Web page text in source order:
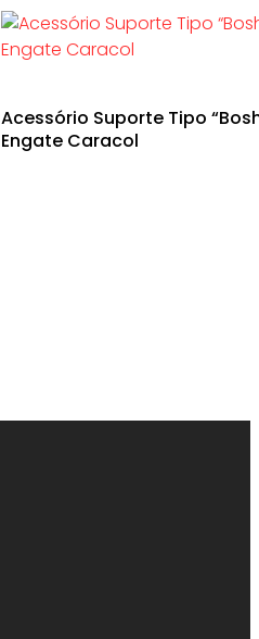
Acessório Suporte Tipo
Engate Caracol